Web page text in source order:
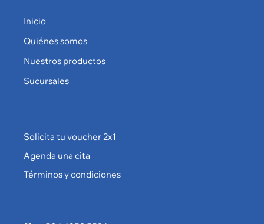
Inicio
Quiénes somos
Nuestros productos
Sucursales
Solicita tu voucher 2x1
Agenda una cita
Términos y condiciones